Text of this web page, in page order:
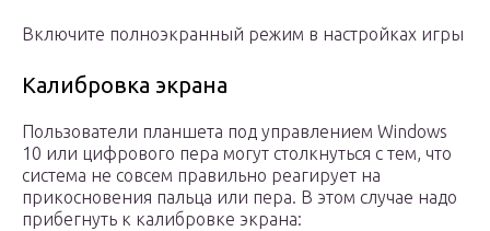
Включите полноэкранный режим в настройках игры
Калибровка экрана
Пользователи планшета под управлением Windows
10 или цифрового пера могут столкнуться с тем, что
система не совсем правильно реагирует на
прикосновения пальца или пера. В этом случае надо
прибегнуть к калибровке экрана: